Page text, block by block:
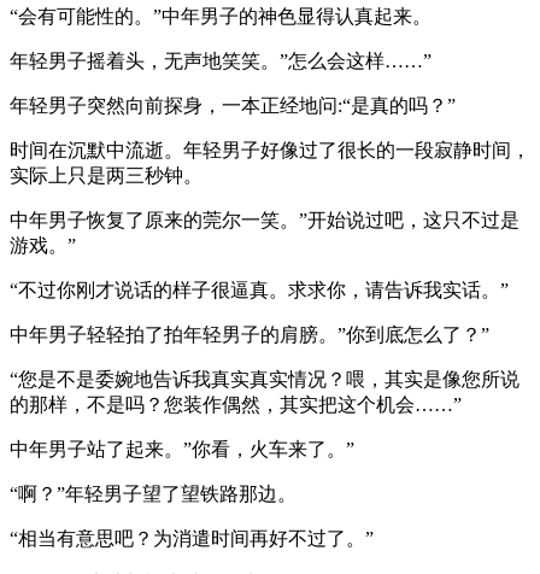
“会有可能性的。”中年男子的神色显得认真起来。
年轻男子摇着头，无声地笑笑。”怎么会这样……”
年轻男子突然向前探身，一本正经地问:“是真的吗？”
时间在沉默中流逝。年轻男子好像过了很长的一段寂静时间，
实际上只是两三秒钟。
中年男子恢复了原来的莞尔一笑。”开始说过吧，这只不过是
游戏。”
“不过你刚才说话的样子很逼真。求求你，请告诉我实话。”
中年男子轻轻拍了拍年轻男子的肩膀。”你到底怎么了？”
“您是不是委婉地告诉我真实真实情况？喂，其实是像您所说
的那样，不是吗？您装作偶然，其实把这个机会……”
中年男子站了起来。”你看，火车来了。”
“啊？”年轻男子望了望铁路那边。
“相当有意思吧？为消遣时间再好不过了。”